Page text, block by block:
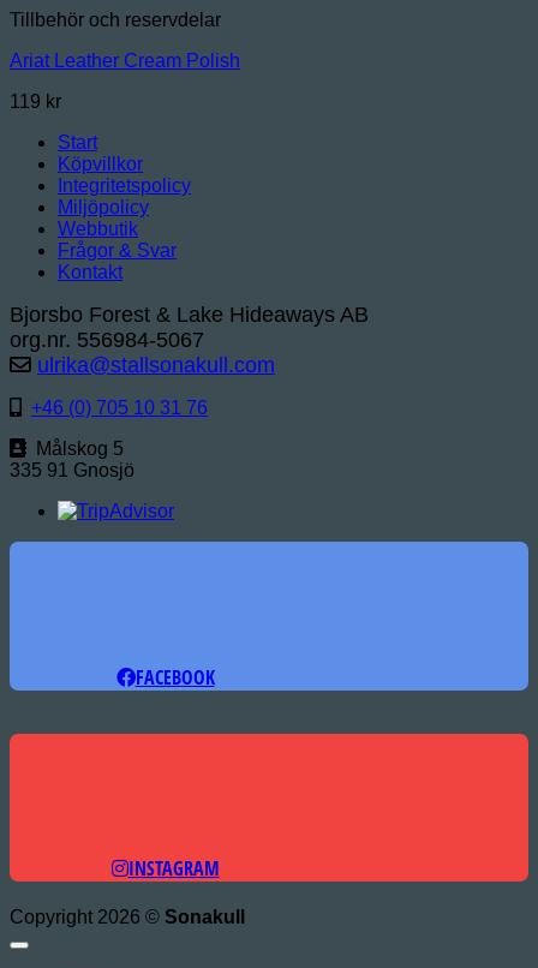
Tillbehör och reservdelar
Ariat Leather Cream Polish
119 kr
Start
Köpvillkor
Integritetspolicy
Miljöpolicy
Webbutik
Frågor & Svar
Kontakt
Bjorsbo Forest & Lake Hideaways AB
org.nr. 556984-5067
ulrika@stallsonakull.com
+46 (0) 705 10 31 76
Målskog 5
335 91 Gnosjö
FACEBOOK
INSTAGRAM
Copyright 2026 © Sonakull